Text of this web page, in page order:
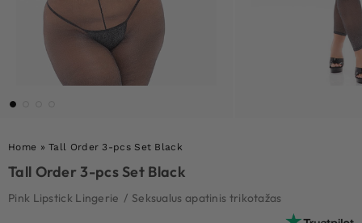
Home »Tall Order 3-pcs Set Black
Tall Order 3-pcs Set Black
Pink Lipstick Lingerie / Seksualus apatinis trikotažas